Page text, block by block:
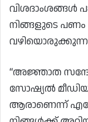
വിശദാംശങ്ങൾ
നിങ്ങളുടെ പണം
“അജ്ഞാത
സോഷ്യൽ
ആരാണെന്ന്